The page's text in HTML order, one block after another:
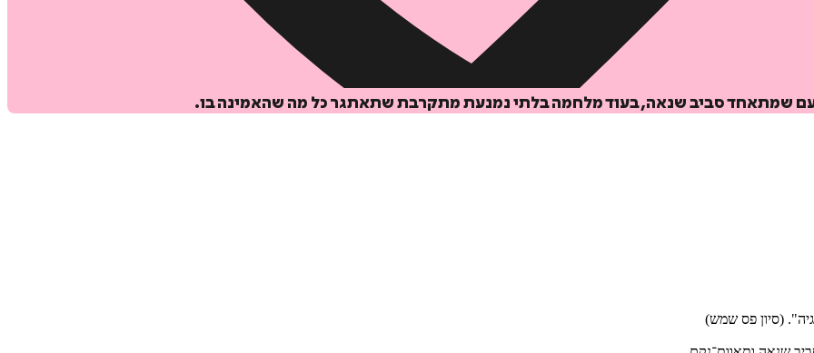
שמתאחד סביב שנאה, בעוד מלחמה בלתי נמנעת מתקרבת שתאתגר כל מה שהאמינה בו.
(סיון פס שמש)